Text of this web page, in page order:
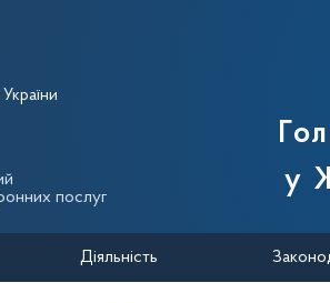
Державної
послуг
у
Діяльність